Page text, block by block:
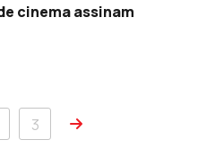
cinema assinam
3